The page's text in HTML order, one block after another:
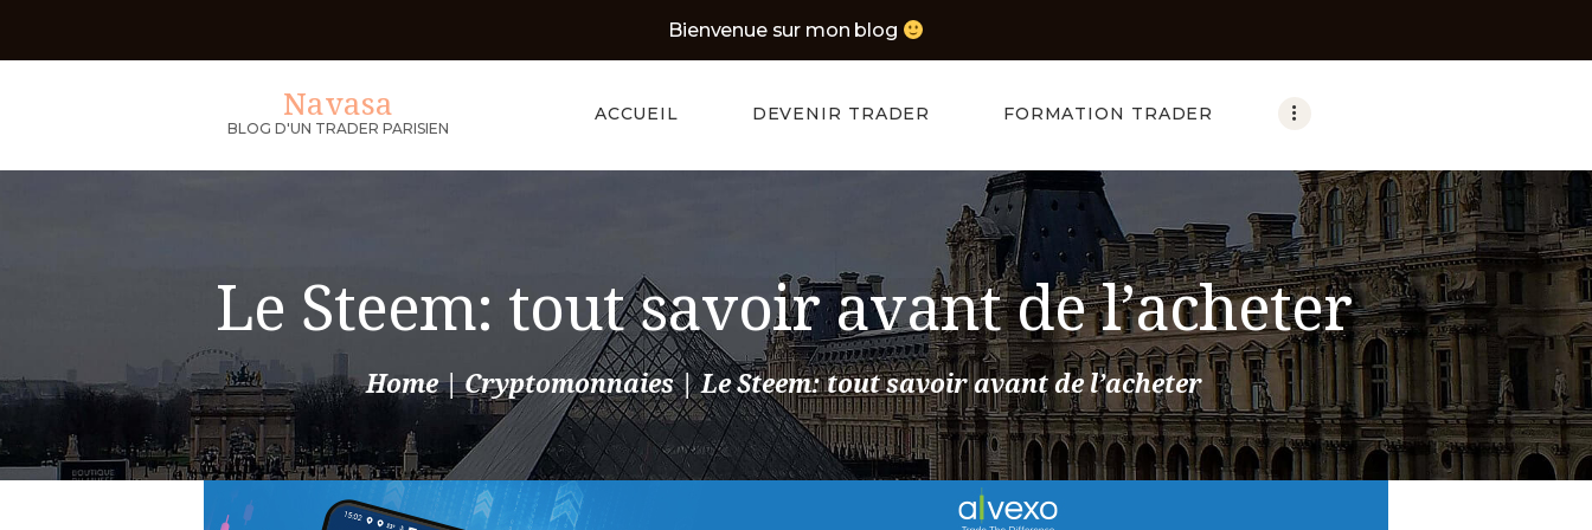
Bienvenue sur mon blog
Navasa
BLOG D'UN TRADER PARISIEN
ACCUEIL DEVENIR TRADER FORMATION TRADER
Le Steem: tout savoir avant de l’acheter
Home Cryptomonnaies Le Steem: tout savoir avant de l’acheter
Navasa
ACCUEIL
MEILLEURS
BROKERS
CONTACT